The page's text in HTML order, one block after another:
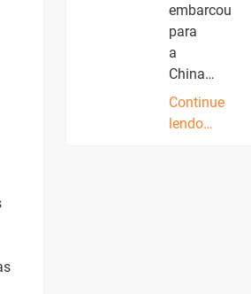
embarcou
para
a
China…
Continue
lendo…